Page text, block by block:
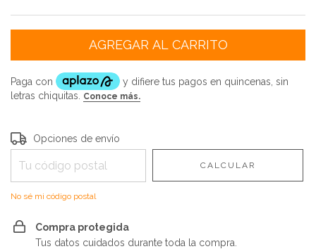
Entregas para el CP:
Opciones de envío
CALCULAR
No sé mi código postal
Compra protegida
Tus datos cuidados durante toda la compra.